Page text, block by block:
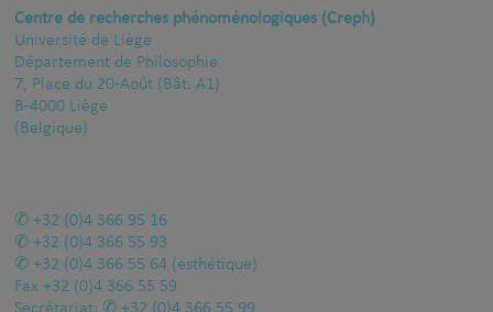
Centre de recherches phénoménologiques (Creph)
Université de Liège
Département de Philosophie
7, Place du 20-Août (Bât. A1)
B-4000 Liège
(Belgique)
+32 (0)4 366 95 16
+32 (0)4 366 55 93
+32 (0)4 366 55 64 (esthétique)
Fax +32 (0)4 366 55 59